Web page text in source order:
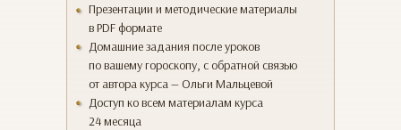
Презентации и методические материалы
в PDF формате
Домашние задания после уроков
по вашему гороскопу, с обратной связью
от автора курса — Ольги Мальцевой
Доступ ко всем материалам курса
24 месяца